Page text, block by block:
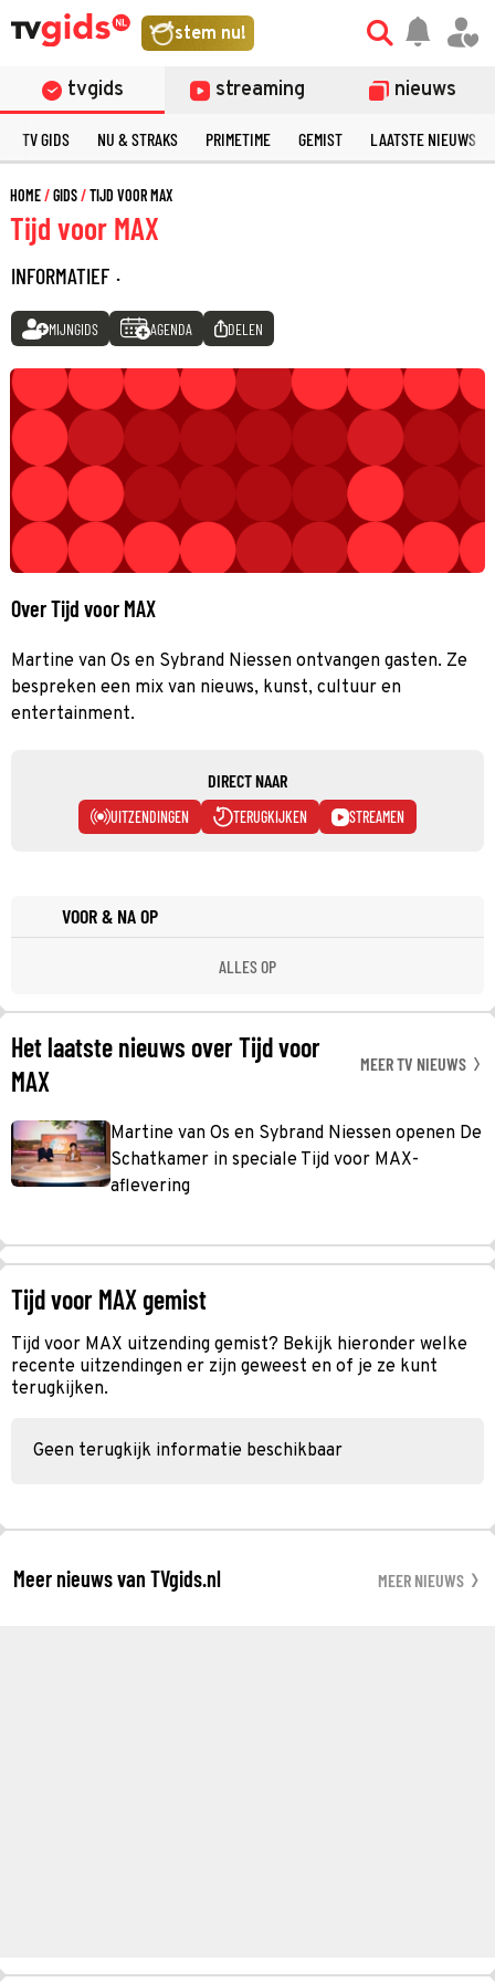
stem nu!
tvgids streaming nieuws
TV GIDS NU & STRAKS PRIMETIME GEMIST LAATSTE NIEUWS
HOME GIDS TIJD VOOR MAX
Tijd voor MAX
INFORMATIEF ·
MIJNGIDS AGENDA DELEN
Over Tijd voor MAX
Martine van Os en Sybrand Niessen ontvangen gasten. Ze
bespreken een mix van nieuws, kunst, cultuur en
entertainment.
DIRECT NAAR
UITZENDINGEN TERUGKIJKEN STREAMEN
VOOR & NA OP
ALLES OP
Het laatste nieuws over Tijd voor
MAX
MEER TV NIEUWS
Martine van Os en Sybrand Niessen openen De
Schatkamer in speciale Tijd voor MAX-
aflevering
Tijd voor MAX gemist
Tijd voor MAX uitzending gemist? Bekijk hieronder welke
recente uitzendingen er zijn geweest en of je ze kunt
terugkijken.
Geen terugkijk informatie beschikbaar
Meer nieuws van TVgids.nl MEER NIEUWS